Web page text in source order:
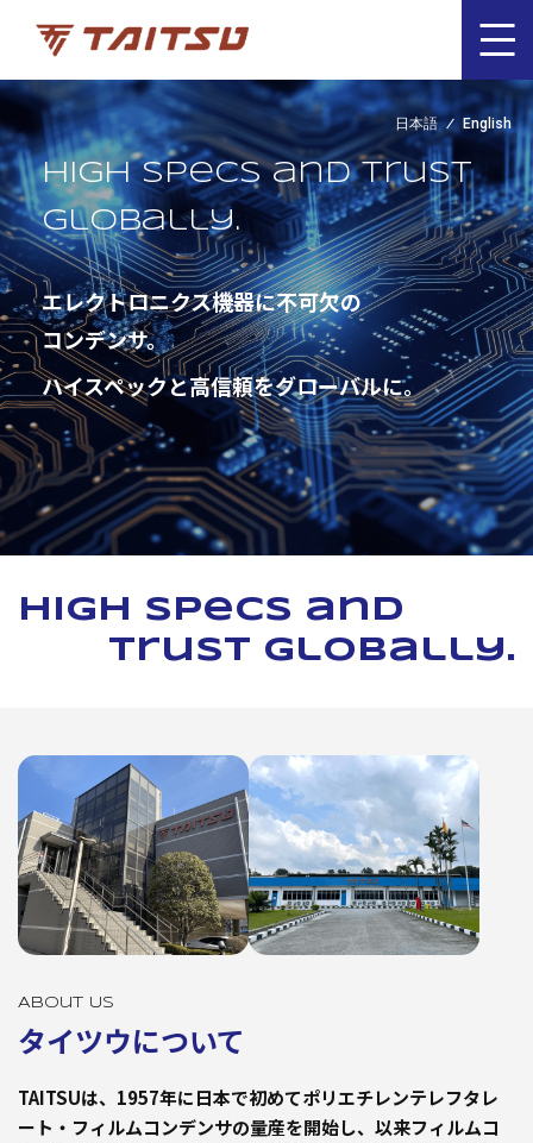
日本語 English
High specs and trust
globally.
エレクトロニクス機器に不可欠の
コンデンサ。
ハイスペックと高信頼をグローバルに。
High specs and
trust globally.
About Us
タイツウについて
TAITSUは、1957年に日本で初めてポリエチレンテレフタレ
ート・フィルムコンデンサの量産を開始し、以来フィルムコ